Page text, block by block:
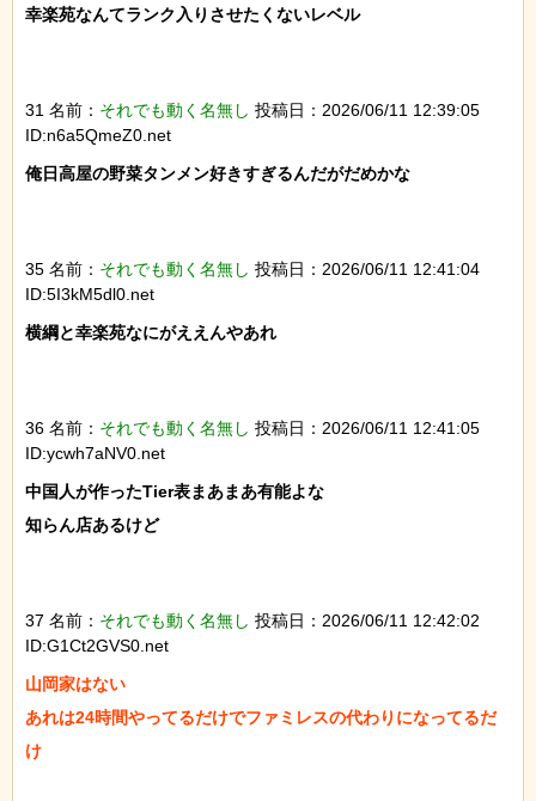
幸楽苑なんてランク入りさせたくないレベル
31 名前： それでも動く名無し 投稿日：2026/06/11 12:39:05
ID:n6a5QmeZ0.net
俺日高屋の野菜タンメン好きすぎるんだがだめかな
35 名前： それでも動く名無し 投稿日：2026/06/11 12:41:04
ID:5I3kM5dl0.net
横綱と幸楽苑なにがええんやあれ
36 名前： それでも動く名無し 投稿日：2026/06/11 12:41:05
ID:ycwh7aNV0.net
中国人が作ったTier表まあまあ有能よな
知らん店あるけど
37 名前： それでも動く名無し 投稿日：2026/06/11 12:42:02
ID:G1Ct2GVS0.net
山岡家はない
あれは24時間やってるだけでファミレスの代わりになってるだ
け